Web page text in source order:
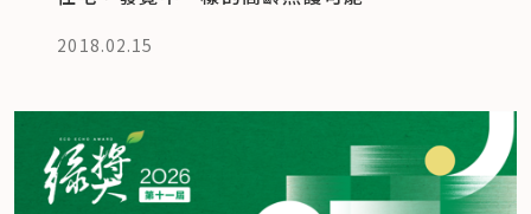
2018.02.15